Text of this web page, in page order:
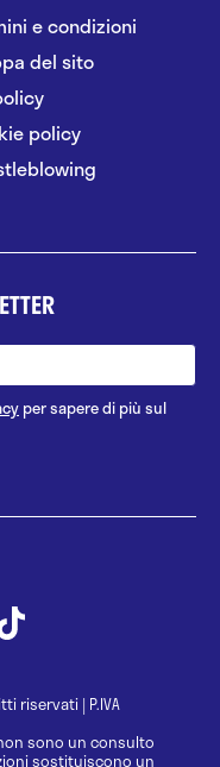
e condizioni
del sito
policy
per sapere di più sul
riservati| P.IVA
sono un consulto
sostituiscono un